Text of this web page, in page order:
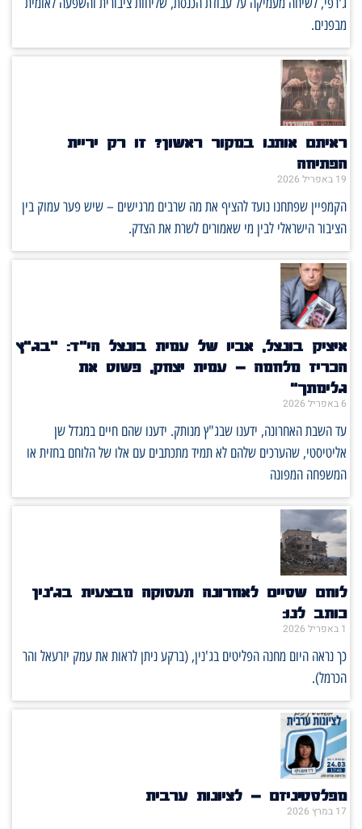
מבפנים.
ראיתם אותנו במקור ראשון? זו רק יריית
הפתיחה
19 באפריל 2026
הקמפיין שפתחנו נועד להציף את מה שרבים מרגישים – שיש פער עמוק בין
הציבור הישראלי לבין מי שאמורים לשרת את הצדק.
איציק בונצל, אביו של עמית בונצל הי"ד: "בג"ץ
הכריז מלחמה – עמית יצחק, פשוט את
גלימתך"
6 באפריל 2026
עד השבת האחרונה, ידענו שבג"ץ מנותק. ידענו שהם חיים במגדל שן
אליטיסטי, שהערכים שלהם לא תמיד מתכתבים עם אלו של הלוחם בחזית או
המשפחה המפונה
לוחם שסיים לאחרונה תעסוקה מבצעית בג'נין
כותב לנו:
1 באפריל 2026
כך נראה היום מחנה הפליטים בג'נין, (ברקע ניתן לראות את עמק יזרעאל והר
הכרמל).
מפלסטיניזם – לציונות ערבית
17 במרץ 2026